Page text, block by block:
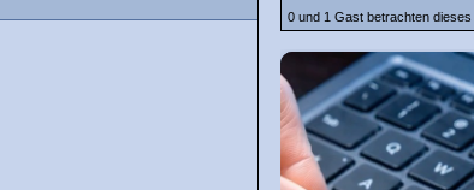
0 und 1 Gast betrachten dieses